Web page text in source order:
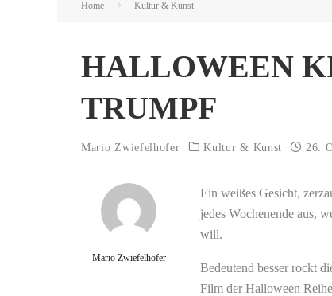
Home Kultur & Kunst
HALLOWEEN
TRUMPF
Mario Zwiefelhofer Kultur & Kunst 26.
Mario Zwiefelhofer
Ein weißes Gesicht,
jedes Wochenende aus,
will.
Bedeutend besser rockt
Film der Halloween